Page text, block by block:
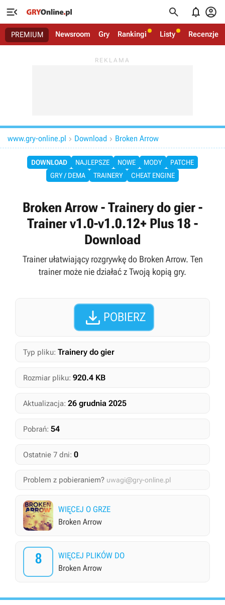
   
PREMIUM Newsroom Gry Rankingi Listy Recenzje
www.gry-online.pl  Download  Broken Arrow
DOWNLOAD NAJLEPSZE NOWE MODY
PATCHE
GRY / DEMA
TRAINERY CHEAT ENGINE
Broken Arrow - Trainery do gier -
Trainer v1.0-v1.0.12+ Plus 18 -
Download
Trainer ułatwiający rozgrywkę do Broken Arrow. Ten
trainer może nie działać z Twoją kopią gry.
 POBIERZ
Typ pliku: Trainery do gier
Rozmiar pliku: 920.4 KB
Aktualizacja: 26 grudnia 2025
Pobrań: 54
Ostatnie 7 dni: 0
Problem z pobieraniem? uwagi@gry-online.pl
WIĘCEJ O GRZE
Broken Arrow
8
WIĘCEJ PLIKÓW DO
Broken Arrow